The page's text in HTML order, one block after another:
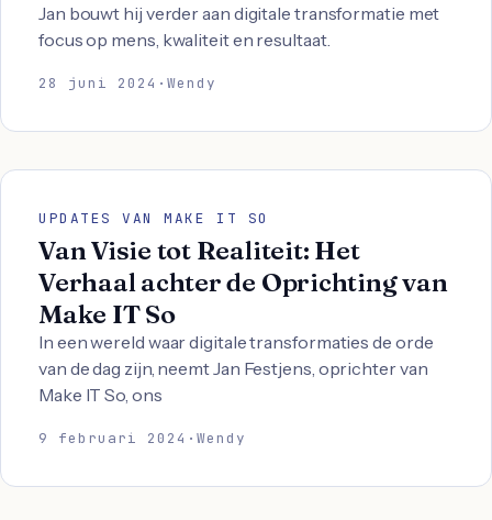
Jan bouwt hij verder aan digitale transformatie met
focus op mens, kwaliteit en resultaat.
28 juni 2024 ·Wendy
UPDATES VAN MAKE IT SO
Van Visie tot Realiteit: Het
Verhaal achter de Oprichting van
Make IT So
In een wereld waar digitale transformaties de orde
van de dag zijn, neemt Jan Festjens, oprichter van
Make IT So, ons
9 februari 2024 ·Wendy